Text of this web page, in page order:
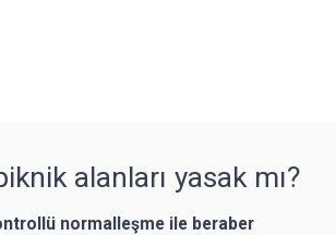
alanları yasak mı?
normalleşme ile beraber